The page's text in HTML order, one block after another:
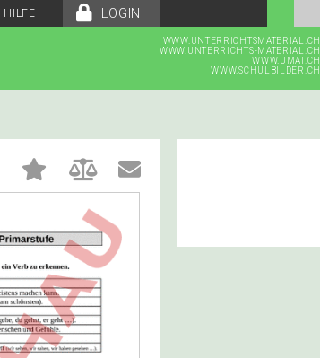
LOGIN
HILFE
WWW.UNTERRICHTSMATERIAL.CH
WWW.UNTERRICHTS-MATERIAL.CH
WWW.UMAT.CH
WWW.SCHULBILDER.CH